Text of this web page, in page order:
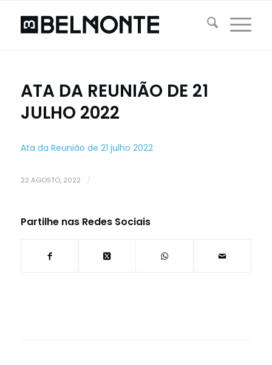
ATA DA REUNIÃO DE 21
JULHO 2022
Ata da Reunião de 21 julho 2022
22 AGOSTO, 2022 /
Partilhe nas Redes Sociais